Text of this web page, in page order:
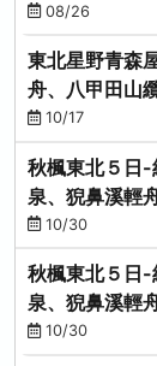
08/26
東北星野青森
舟、八甲田山
(不進免稅店)
10/17
秋楓東北５日-
泉、猊鼻溪輕
進免稅店)
10/30
秋楓東北５日-
泉、猊鼻溪輕
進免稅店)
10/30